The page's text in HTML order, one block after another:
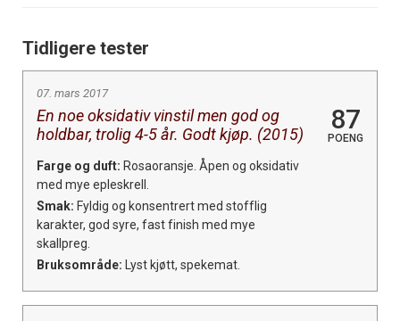
Tidligere tester
07. mars 2017
En noe oksidativ vinstil men god og
holdbar, trolig 4-5 år. Godt kjøp. (2015)
87
POENG
Farge og duft: Rosaoransje. Åpen og oksidativ
med mye epleskrell.
Smak: Fyldig og konsentrert med stofflig
karakter, god syre, fast finish med mye
skallpreg.
Bruksområde: Lyst kjøtt, spekemat.